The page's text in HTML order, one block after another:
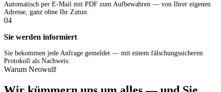
Automatisch per E-Mail mit PDF zum Aufbewahren — von Ihrer eigenen
Adresse, ganz ohne Ihr Zutun.
04
Sie werden informiert
Sie bekommen jede Anfrage gemeldet — mit einem fälschungssicheren
Protokoll als Nachweis.
Warum Neowulf